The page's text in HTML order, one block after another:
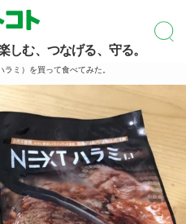
しむ、つなげる、守る。
ミ）を買って食べてみた。